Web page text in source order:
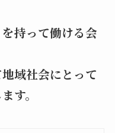
持って働ける会
域社会にとって
す。